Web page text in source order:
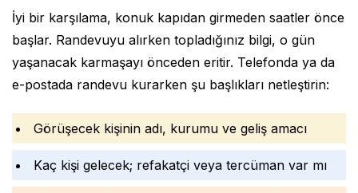
İyi bir karşılama, konuk kapıdan girmeden saatler önce
başlar. Randevuyu alırken topladığınız bilgi, o gün
yaşanacak karmaşayı önceden eritir. Telefonda ya da
e-postada randevu kurarken şu başlıkları netleştirin:
Görüşecek kişinin adı, kurumu ve geliş amacı
Kaç kişi gelecek; refakatçi veya tercüman var mı